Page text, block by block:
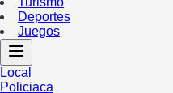
Deportes
Juegos
Local
Policiaca